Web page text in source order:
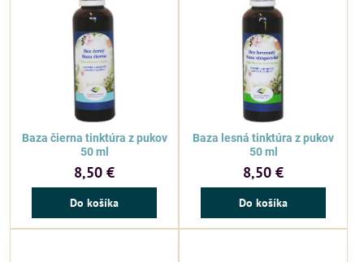
Baza čierna tinktúra z pukov
50 ml
8,50 €
Do košíka
Baza lesná tinktúra z pukov
50 ml
8,50 €
Do košíka